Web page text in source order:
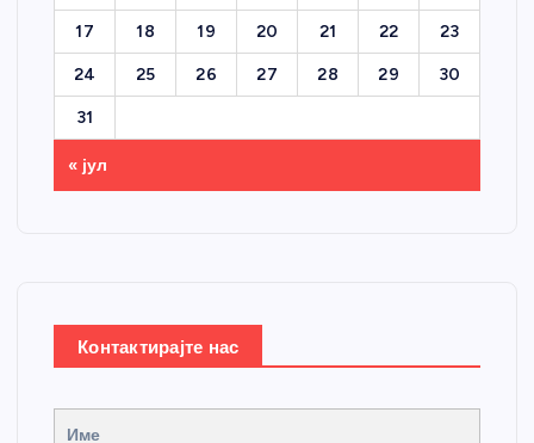
17 18 19 20 21 22 23
24 25 26 27 28 29 30
31
« јул
Контактирајте нас
Име